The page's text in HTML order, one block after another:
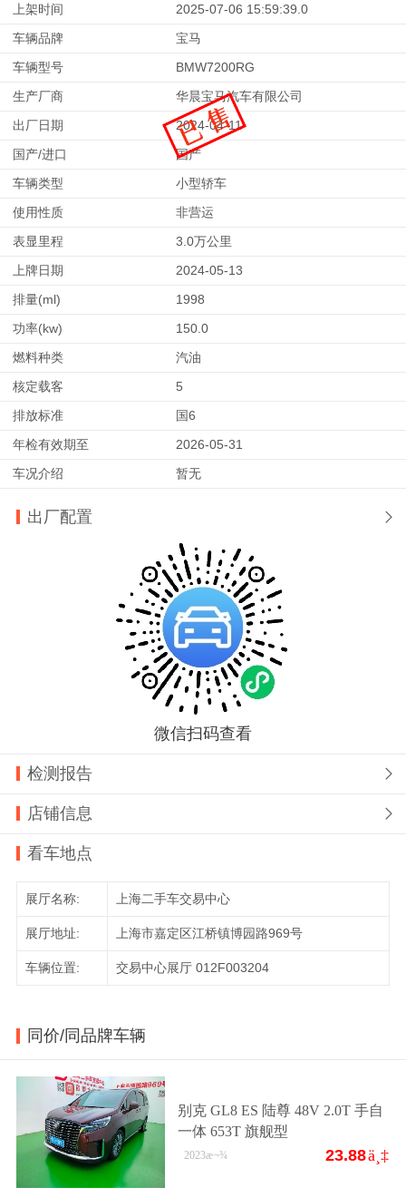
上架时间
2025-07-06 15:59:39.0
车辆品牌
宝马
车辆型号
BMW7200RG
生产厂商
华晨宝马汽车有限公司
出厂日期
2024-04-11
国产/进口
国产
车辆类型
小型轿车
使用性质
非营运
表显里程
3.0万公里
上牌日期
2024-05-13
排量(ml)
1998
功率(kw)
150.0
燃料种类
汽油
核定载客
5
排放标准
国6
年检有效期至
2026-05-31
车况介绍
暂无
出厂配置 
微信扫码查看
检测报告 
店铺信息 
看车地点
展厅名称: 上海二手车交易中心
展厅地址: 上海市嘉定区江桥镇博园路969号
车辆位置: 交易中心展厅 012F003204
同价/同品牌车辆
别克 GL8 ES 陆尊 48V 2.0T 手自
一体 653T 旗舰型
23.88ä¸‡
2023æ¬¾